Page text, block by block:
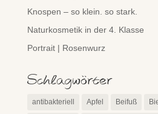
Knospen – so klein. so stark.
Naturkosmetik in der 4. Klasse
Portrait | Rosenwurz
Schlagwörter
antibakteriell Apfel Beifuß